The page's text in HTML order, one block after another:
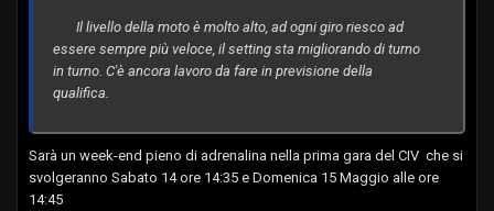
Il livello della moto è molto alto, ad ogni giro riesco ad
essere sempre più veloce, il setting sta migliorando di turno
in turno. C'è ancora lavoro da fare in previsione della
qualifica.
Sarà un week-end pieno di adrenalina nella prima gara del CIV che si
svolgeranno Sabato 14 ore 14:35 e Domenica 15 Maggio alle ore
14:45